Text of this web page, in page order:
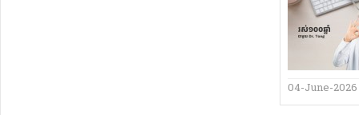
04-June-2026